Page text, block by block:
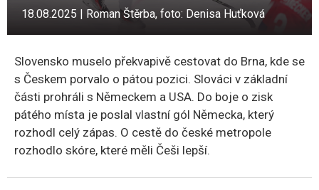
18.08.2025 | Roman Štěrba, foto: Denisa Huťková
Slovensko muselo překvapivě cestovat do Brna, kde se
s Českem porvalo o pátou pozici. Slováci v základní
části prohráli s Německem a USA. Do boje o zisk
pátého místa je poslal vlastní gól Německa, který
rozhodl celý zápas. O cestě do české metropole
rozhodlo skóre, které měli Češi lepší.